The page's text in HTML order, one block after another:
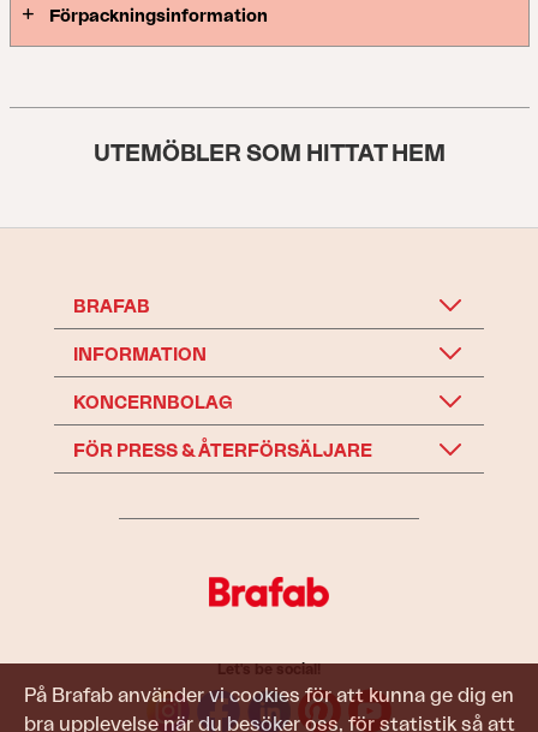
På Brafab använder vi cookies för att kunna ge dig en
bra upplevelse när du besöker oss, för statistik så att
Förpackningsinformation
UTEMÖBLER SOM HITTAT HEM
BRAFAB
INFORMATION
KONCERNBOLAG
FÖR PRESS & ÅTERFÖRSÄLJARE
Let's be social!